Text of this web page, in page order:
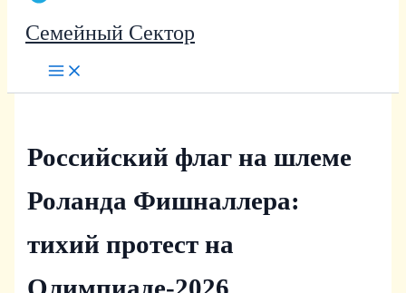
Семейный Сектор
Российский флаг на шлеме
Роланда Фишналлера:
тихий протест на